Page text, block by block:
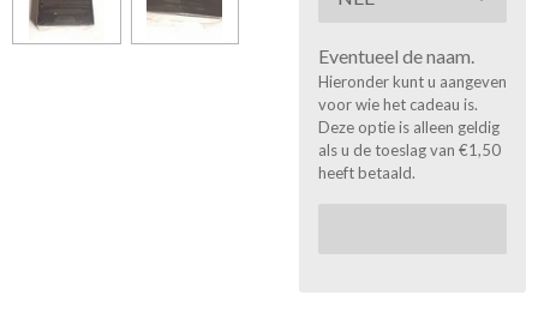
Eventueel de naam.
Hieronder kunt u aangeven
voor wie het cadeau is.
Deze optie is alleen geldig
als u de toeslag van €1,50
heeft betaald.